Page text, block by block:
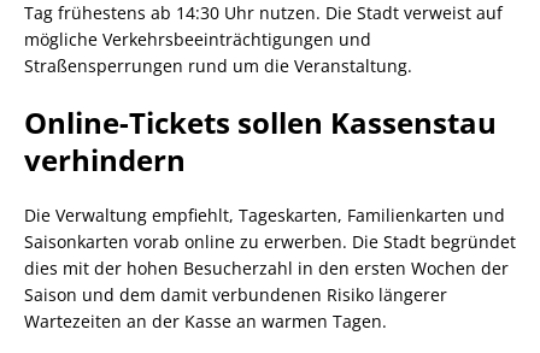
Tag frühestens ab 14:30 Uhr nutzen. Die Stadt verweist auf
mögliche Verkehrsbeeinträchtigungen und
Straßensperrungen rund um die Veranstaltung.
Online-Tickets sollen Kassenstau
verhindern
Die Verwaltung empfiehlt, Tageskarten, Familienkarten und
Saisonkarten vorab online zu erwerben. Die Stadt begründet
dies mit der hohen Besucherzahl in den ersten Wochen der
Saison und dem damit verbundenen Risiko längerer
Wartezeiten an der Kasse an warmen Tagen.